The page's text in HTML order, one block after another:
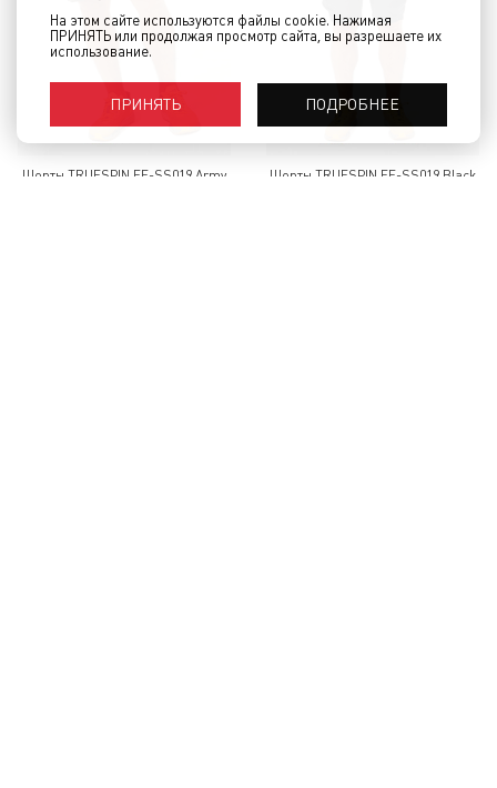
Шорты TRUESPIN FF-SS019 Army Шорты TRUESPIN FF-SS019 Black
На этом сайте используются файлы cookie. Нажимая
ПРИНЯТЬ или продолжая просмотр сайта, вы разрешаете их
использование.
ПРИНЯТЬ ПОДРОБНЕЕ